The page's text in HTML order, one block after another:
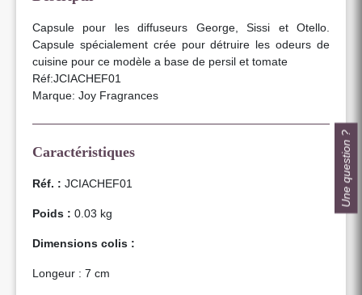
Capsule pour les diffuseurs George, Sissi et Otello.
Capsule spécialement crée pour détruire les odeurs de
cuisine pour ce modèle a base de persil et tomate
Réf:JCIACHEF01
Marque: Joy Fragrances
Caractéristiques
Réf. : JCIACHEF01
Poids : 0.03 kg
Dimensions colis :
Longeur : 7 cm
Une question ?